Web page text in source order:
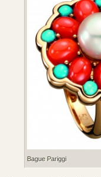
Bague Pariggi